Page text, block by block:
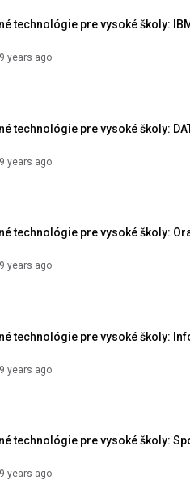
technológie pre vysoké školy:
9 years ago
technológie pre vysoké školy:
9 years ago
technológie pre vysoké školy:
9 years ago
technológie pre vysoké školy:
9 years ago
technológie pre vysoké školy:
9 years ago